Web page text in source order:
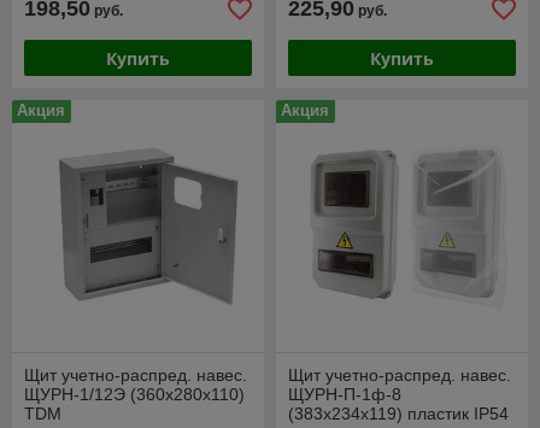
198,50 руб.
Купить
225,90 руб.
Купить
Акция
Щит учетно-распред. навес.
ЩУРН-1/12Э (360х280х110)
TDM
Акция
Щит учетно-распред. навес.
ЩУРН-П-1ф-8
(383х234х119) пластик IP54